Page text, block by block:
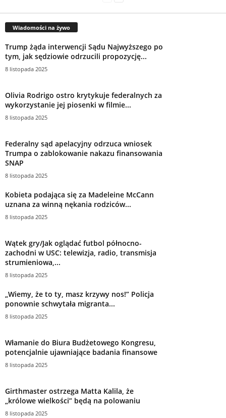
Wiadomości na żywo
Trump żąda interwencji Sądu Najwyższego po
tym, jak sędziowie odrzucili propozycję...
8 listopada 2025
Olivia Rodrigo ostro krytykuje federalnych za
wykorzystanie jej piosenki w filmie...
8 listopada 2025
Federalny sąd apelacyjny odrzuca wniosek
Trumpa o zablokowanie nakazu finansowania
SNAP
8 listopada 2025
Kobieta podająca się za Madeleine McCann
uznana za winną nękania rodziców...
8 listopada 2025
Wątek gry/Jak oglądać futbol północno-
zachodni w USC: telewizja, radio, transmisja
strumieniowa,...
8 listopada 2025
„Wiemy, że to ty, masz krzywy nos!” Policja
ponownie schwytała migranta...
8 listopada 2025
Włamanie do Biura Budżetowego Kongresu,
potencjalnie ujawniające badania finansowe
8 listopada 2025
Girthmaster ostrzega Matta Kalila, że ​​
„królowe wielkości” będą na polowaniu
8 listopada 2025